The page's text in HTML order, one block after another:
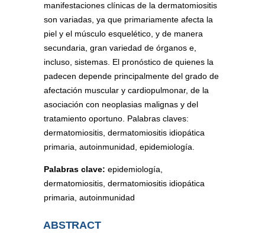
manifestaciones clínicas de la dermatomiositis
son variadas, ya que primariamente afecta la
piel y el músculo esquelético, y de manera
secundaria, gran variedad de órganos e,
incluso, sistemas. El pronóstico de quienes la
padecen depende principalmente del grado de
afectación muscular y cardiopulmonar, de la
asociación con neoplasias malignas y del
tratamiento oportuno. Palabras claves:
dermatomiositis, dermatomiositis idiopática
primaria, autoinmunidad, epidemiología.
Palabras clave: epidemiología,
dermatomiositis, dermatomiositis idiopática
primaria, autoinmunidad
ABSTRACT